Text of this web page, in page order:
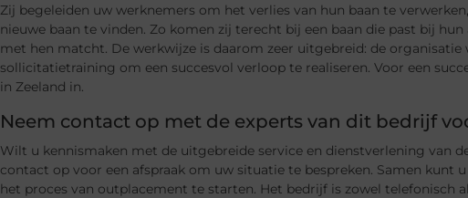
Zij begeleiden uw werknemers om het verlies van hun baan te
nieuwe baan te vinden. Zo komen zij terecht bij een baan die past bij
met hen matcht. De werkwijze is daarom zeer uitgebreid: de
sollicitatietraining om een succesvol verloop te realiseren. Voor een
in Zeeland in.
Neem contact op met de experts van dit bedrijf
Wilt u kennismaken met de uitgebreide service en dienstverlening van
contact op voor een afspraak om uw situatie te bespreken. Samen kunt
het proces van outplacement te starten. Het bedrijf is zowel telefonisch